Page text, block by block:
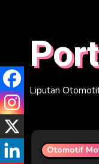
Liputan
Otomotif